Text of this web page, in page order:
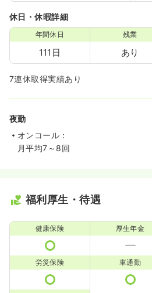
休日・休暇詳細
年間休日
111日
残業
あり
7連休取得実績あり
夜勤
オンコール：
月平均7～8回
福利厚生・待遇
健康保険 厚生年金
労災保険 車通勤